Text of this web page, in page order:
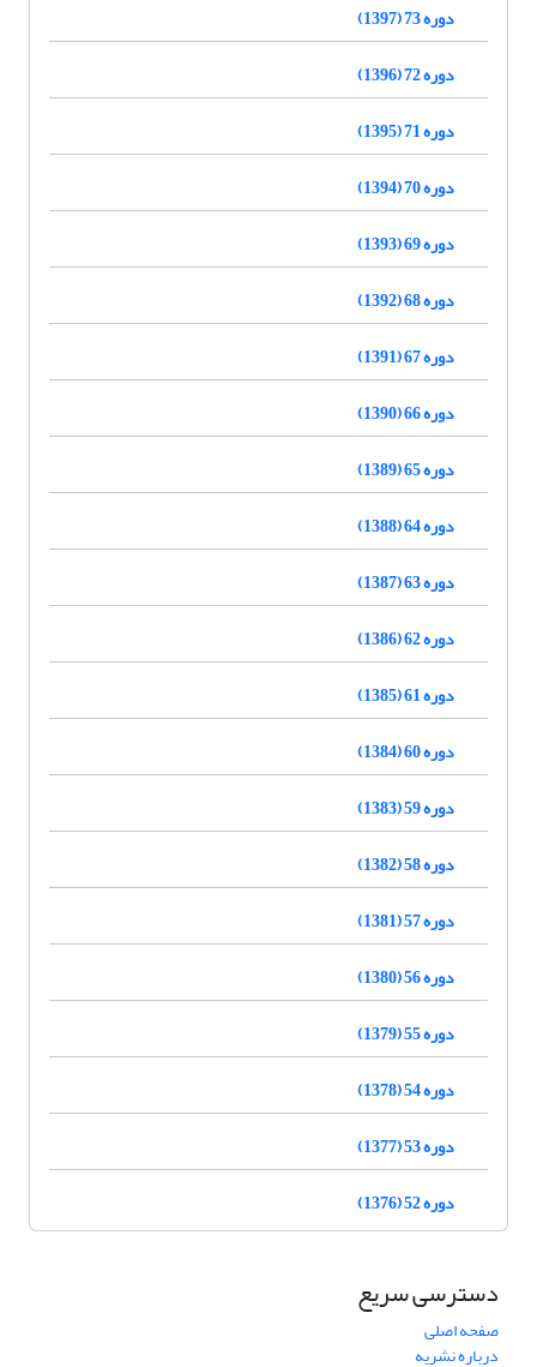
دوره 73 (1397)
دوره 72 (1396)
دوره 71 (1395)
دوره 70 (1394)
دوره 69 (1393)
دوره 68 (1392)
دوره 67 (1391)
دوره 66 (1390)
دوره 65 (1389)
دوره 64 (1388)
دوره 63 (1387)
دوره 62 (1386)
دوره 61 (1385)
دوره 60 (1384)
دوره 59 (1383)
دوره 58 (1382)
دوره 57 (1381)
دوره 56 (1380)
دوره 55 (1379)
دوره 54 (1378)
دوره 53 (1377)
دوره 52 (1376)
دسترسی سریع
صفحه اصلی
درباره نشریه